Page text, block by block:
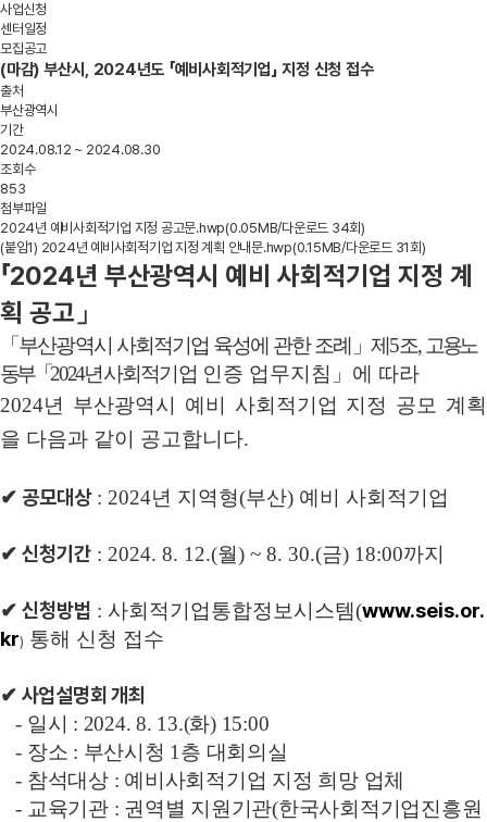
사업신청
센터일정
모집공고
(마감) 부산시, 2024년도 「예비사회적기업」 지정 신청 접수
출처
부산광역시
기간
2024.08.12 ~ 2024.08.30
조회수
853
첨부파일
2024년 예비사회적기업 지정 공고문.hwp(0.05MB/다운로드 34회)
(붙임1) 2024년 예비사회적기업 지정 계획 안내문.hwp(0.15MB/다운로드 31회)
「2024년 부산광역시 예비 사회적기업 지정 계
획 공고 」
「부산광역시 사회적기업 육성에 관한 조례」제 5조,고용노
동부「2024년사회적기업 인증 업무지침」에 따라
2024년 부산광역시 예비 사회적기업 지정 공모 계획
을 다음과 같이 공고합니다.
✔ 공모대상: 2024년 지역형(부산) 예비 사회적기업
✔ 신청기간 : 2024. 8. 12.(월) ~ 8. 30.(금) 18:00까지
✔ 신청방법 : 사회적기업통합정보시스템(www.seis.or.
kr) 통해 신청 접수
✔ 사업설명회 개최
- 일시 : 2024. 8. 13.(화) 15:00
- 장소 : 부산시청 1층 대회의실
- 참석대상 : 예비사회적기업 지정 희망 업체
- 교육기관 : 권역별 지원기관(한국사회적기업진흥원